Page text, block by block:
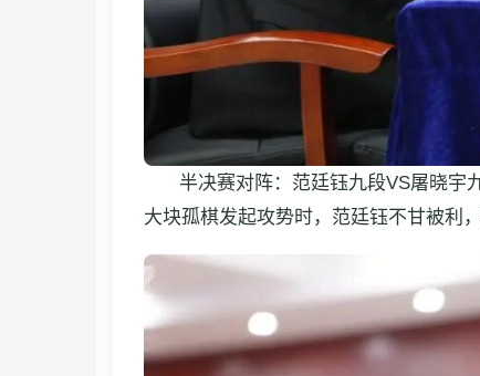
半决赛对阵：范廷钰九段VS屠晓宇
大块孤棋发起攻势时，范廷钰不甘被利